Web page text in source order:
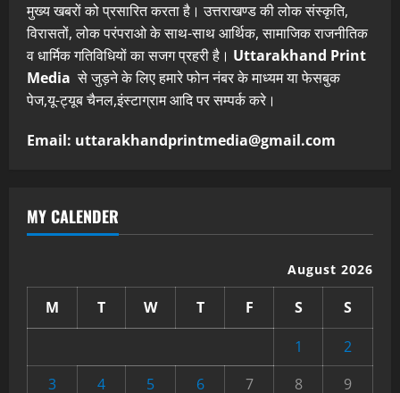
मुख्य खबरों को प्रसारित करता है। उत्तराखण्ड की लोक संस्कृति,
विरासतों, लोक परंपराओ के साथ-साथ आर्थिक, सामाजिक राजनीतिक
व धार्मिक गतिविधियों का सजग प्रहरी है। Uttarakhand Print
Media से जुड़ने के लिए हमारे फोन नंबर के माध्यम या फेसबुक
पेज,यू-ट्यूब चैनल,इंस्टाग्राम आदि पर सम्पर्क करे।
Email: uttarakhandprintmedia@gmail.com
MY CALENDER
August 2026
M T W T F S
S
1
2
3
4 5 6 7 8 9